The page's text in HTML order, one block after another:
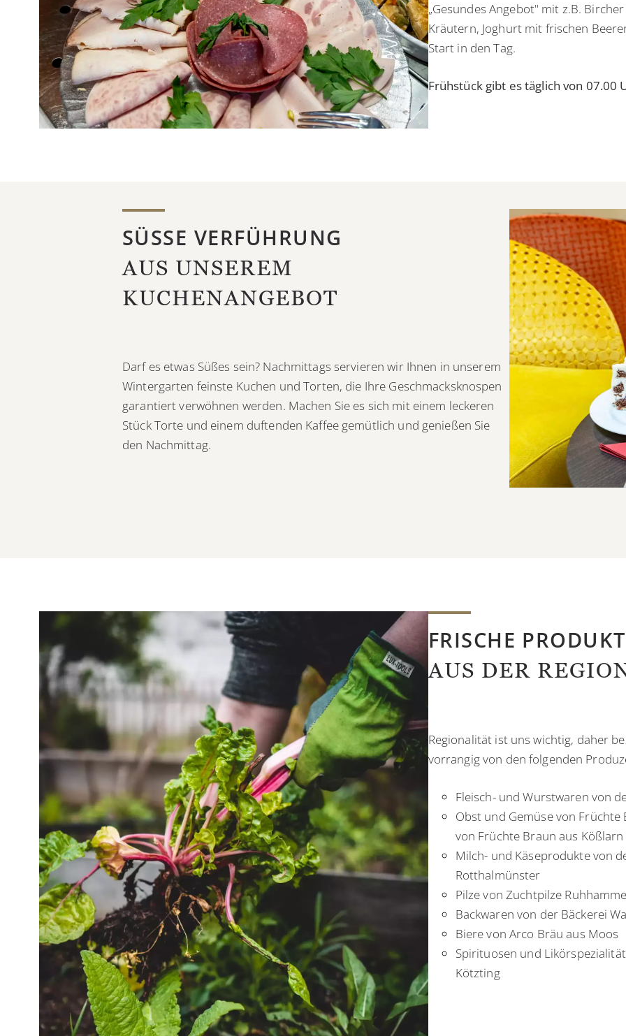
„Gesundes Angebot" mit z.B.
Kräutern, Joghurt mit frischen
Start in den Tag.
Frühstück gibt es täglich von 07.00
SÜSSE VERFÜHRUNG
AUS UNSEREM
KUCHENANGEBOT
Darf es etwas Süßes sein? Nachmittags servieren wir Ihnen in unserem
Wintergarten feinste Kuchen und Torten, die Ihre Geschmacksknospen
garantiert verwöhnen werden. Machen Sie es sich mit einem leckeren
Stück Torte und einem duftenden Kaffee gemütlich und genießen Sie
den Nachmittag.
FRISCHE
AUS DER
Regionalität ist uns wichtig, daher
vorrangig von den folgenden
Fleisch- und Wurstwaren von
Obst und Gemüse von
von Früchte Braun aus Kößlarn
Milch- und Käseprodukte von
Rotthalmünster
Pilze von Zuchtpilze
Backwaren von der Bäckerei
Biere von Arco Bräu aus Moos
Spirituosen und
Kötzting